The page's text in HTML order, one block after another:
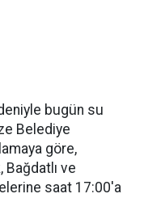
bugün su
Belediye
göre,
Bağdatlı ve
saat 17:00'a